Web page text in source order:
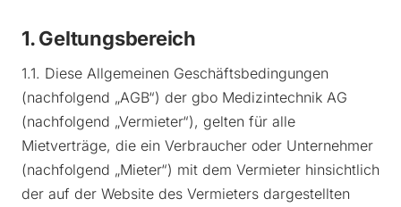
1. Geltungsbereich
1.1. Diese Allgemeinen Geschäftsbedingungen
(nachfolgend „AGB“) der gbo Medizintechnik AG
(nachfolgend „Vermieter“), gelten für alle
Mietverträge, die ein Verbraucher oder Unternehmer
(nachfolgend „Mieter“) mit dem Vermieter hinsichtlich
der auf der Website des Vermieters dargestellten